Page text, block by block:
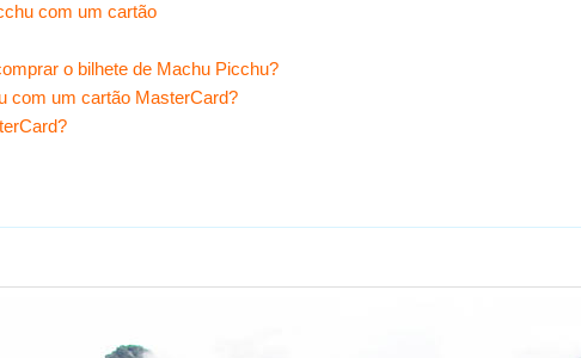
com um cartão
o bilhete de Machu Picchu?
com um cartão MasterCard?